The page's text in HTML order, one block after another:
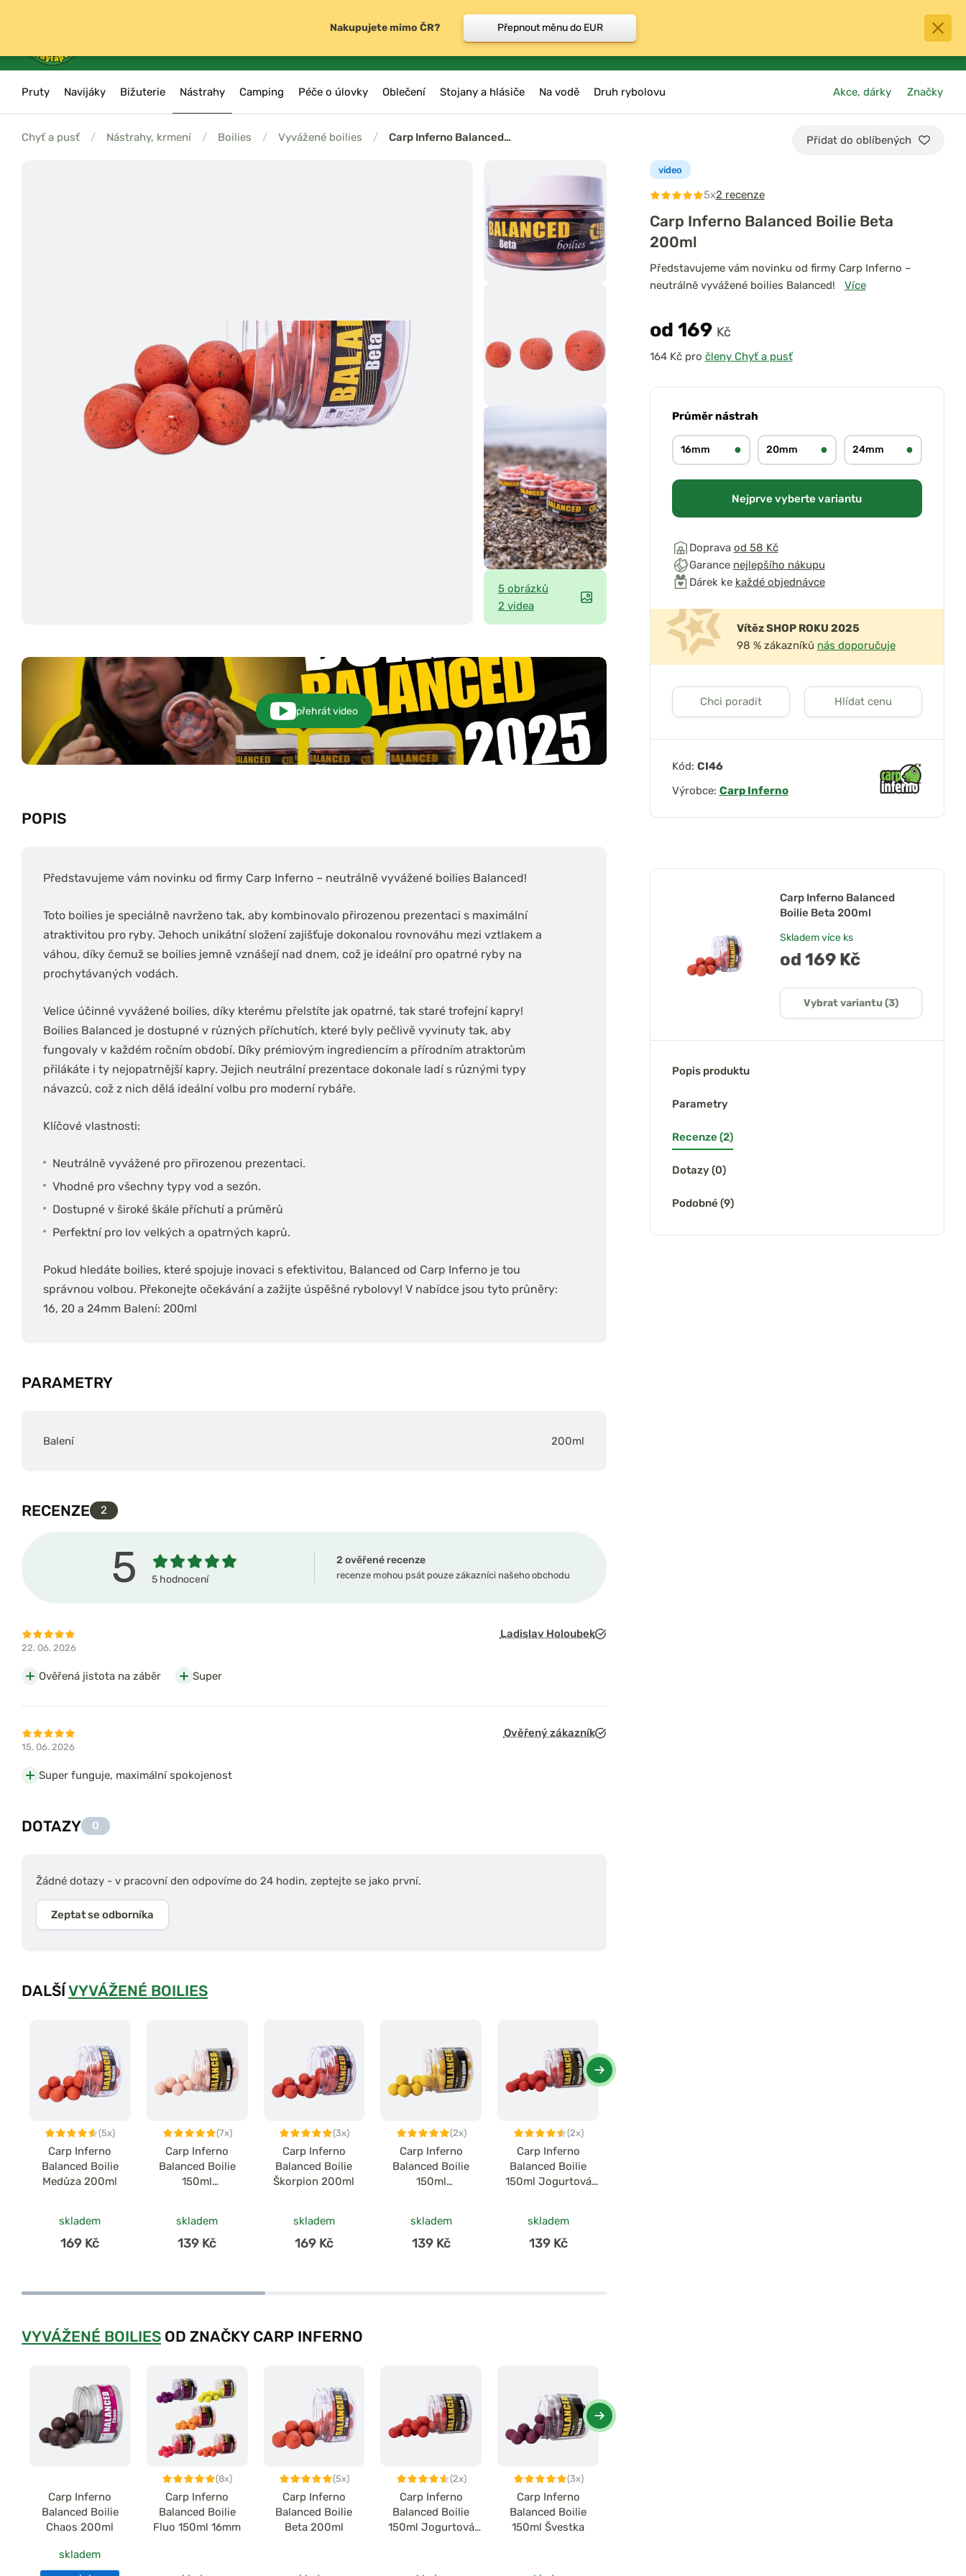
0
košík
Pruty Navijáky Bižuterie Nástrahy Camping Péče o úlovky Oblečení Stojany a hlásiče Na vodě Druh rybolovu Akce, dárky Značky
Chyť a pusť / Nástrahy, krmení / Boilies / Vyvážené boilies / Carp Inferno Balanced… Přidat do oblíbených
5 obrázků
2 videa
přehrát video
POPIS
Představujeme vám novinku od firmy Carp Inferno – neutrálně vyvážené boilies Balanced!
Toto boilies je speciálně navrženo tak, aby kombinovalo přirozenou prezentaci s maximální
atraktivitou pro ryby. Jehoch unikátní složení zajišťuje dokonalou rovnováhu mezi vztlakem a
váhou, díky čemuž se boilies jemně vznášejí nad dnem, což je ideální pro opatrné ryby na
prochytávaných vodách.
Velice účinné vyvážené boilies, díky kterému přelstíte jak opatrné, tak staré trofejní kapry!
Boilies Balanced je dostupné v různých příchutích, které byly pečlivě vyvinuty tak, aby
fungovaly v každém ročním období. Díky prémiovým ingrediencím a přírodním atraktorům
přilákáte i ty nejopatrnější kapry. Jejich neutrální prezentace dokonale ladí s různými typy
návazců, což z nich dělá ideální volbu pro moderní rybáře.
Klíčové vlastnosti:
Neutrálně vyvážené pro přirozenou prezentaci.
Vhodné pro všechny typy vod a sezón.
Dostupné v široké škále příchutí a průměrů
Perfektní pro lov velkých a opatrných kaprů.
Pokud hledáte boilies, které spojuje inovaci s efektivitou, Balanced od Carp Inferno je tou
správnou volbou. Překonejte očekávání a zažijte úspěšné rybolovy! V nabídce jsou tyto průněry:
16, 20 a 24mm Balení: 200ml
PARAMETRY
Balení 200ml
RECENZE 2
5 5 hodnocení
2 ověřené recenze
recenze mohou psát pouze zákazníci našeho obchodu
22. 06. 2026
Ladislav Holoubek
Ověřená jistota na záběr Super
15. 06. 2026
Ověřený zákazník
Super funguje, maximální spokojenost
DOTAZY 0
Žádné dotazy - v pracovní den odpovíme do 24 hodin, zeptejte se jako první.
Zeptat se odborníka
DALŠÍVYVÁŽENÉ BOILIES
(5x)
Carp Inferno
Balanced Boilie
Medůza 200ml
skladem
169 Kč
(7x)
Carp Inferno
Balanced Boilie
150ml
skladem
139 Kč
(3x)
Carp Inferno
Balanced Boilie
Škorpion 200ml
skladem
169 Kč
(2x)
Carp Inferno
Balanced Boilie
150ml
skladem
139 Kč
(2x)
Carp Inferno
Balanced Boilie
150ml Jogurtová
skladem
139 Kč
VYVÁŽENÉ BOILIES OD ZNAČKY CARP INFERNO
Carp Inferno
Balanced Boilie
Chaos 200ml
skladem
(8x)
Carp Inferno
Balanced Boilie
Fluo 150ml 16mm
(5x)
Carp Inferno
Balanced Boilie
Beta 200ml
(2x)
Carp Inferno
Balanced Boilie
150ml Jogurtová
(3x)
Carp Inferno
Balanced Boilie
150ml Švestka
5x2 recenze
Carp Inferno Balanced Boilie Beta
200ml
video
Představujeme vám novinku od firmy Carp Inferno –
neutrálně vyvážené boilies Balanced!
Více
od 169 Kč
pro členy Chyť a pusť
Průměr nástrah
16mm ● 20mm ● 24mm ●
Nejprve vyberte variantu
Doprava od 58 Kč
Garance nejlepšího nákupu
Dárek ke každé objednávce
Vítěz SHOP ROKU 2025
98 % zákazníků nás doporučuje
Chci poradit Hlídat cenu
Kód: CI46
Výrobce: Carp Inferno
Carp Inferno Balanced
Boilie Beta 200ml
Sklademvíce ks
od 169 Kč
Vybrat variantu (3)
Popis produktu
Parametry
Recenze (2)
Dotazy (0)
Podobné (9)
Nakupujete mimo ČR? Přepnout měnu do EUR